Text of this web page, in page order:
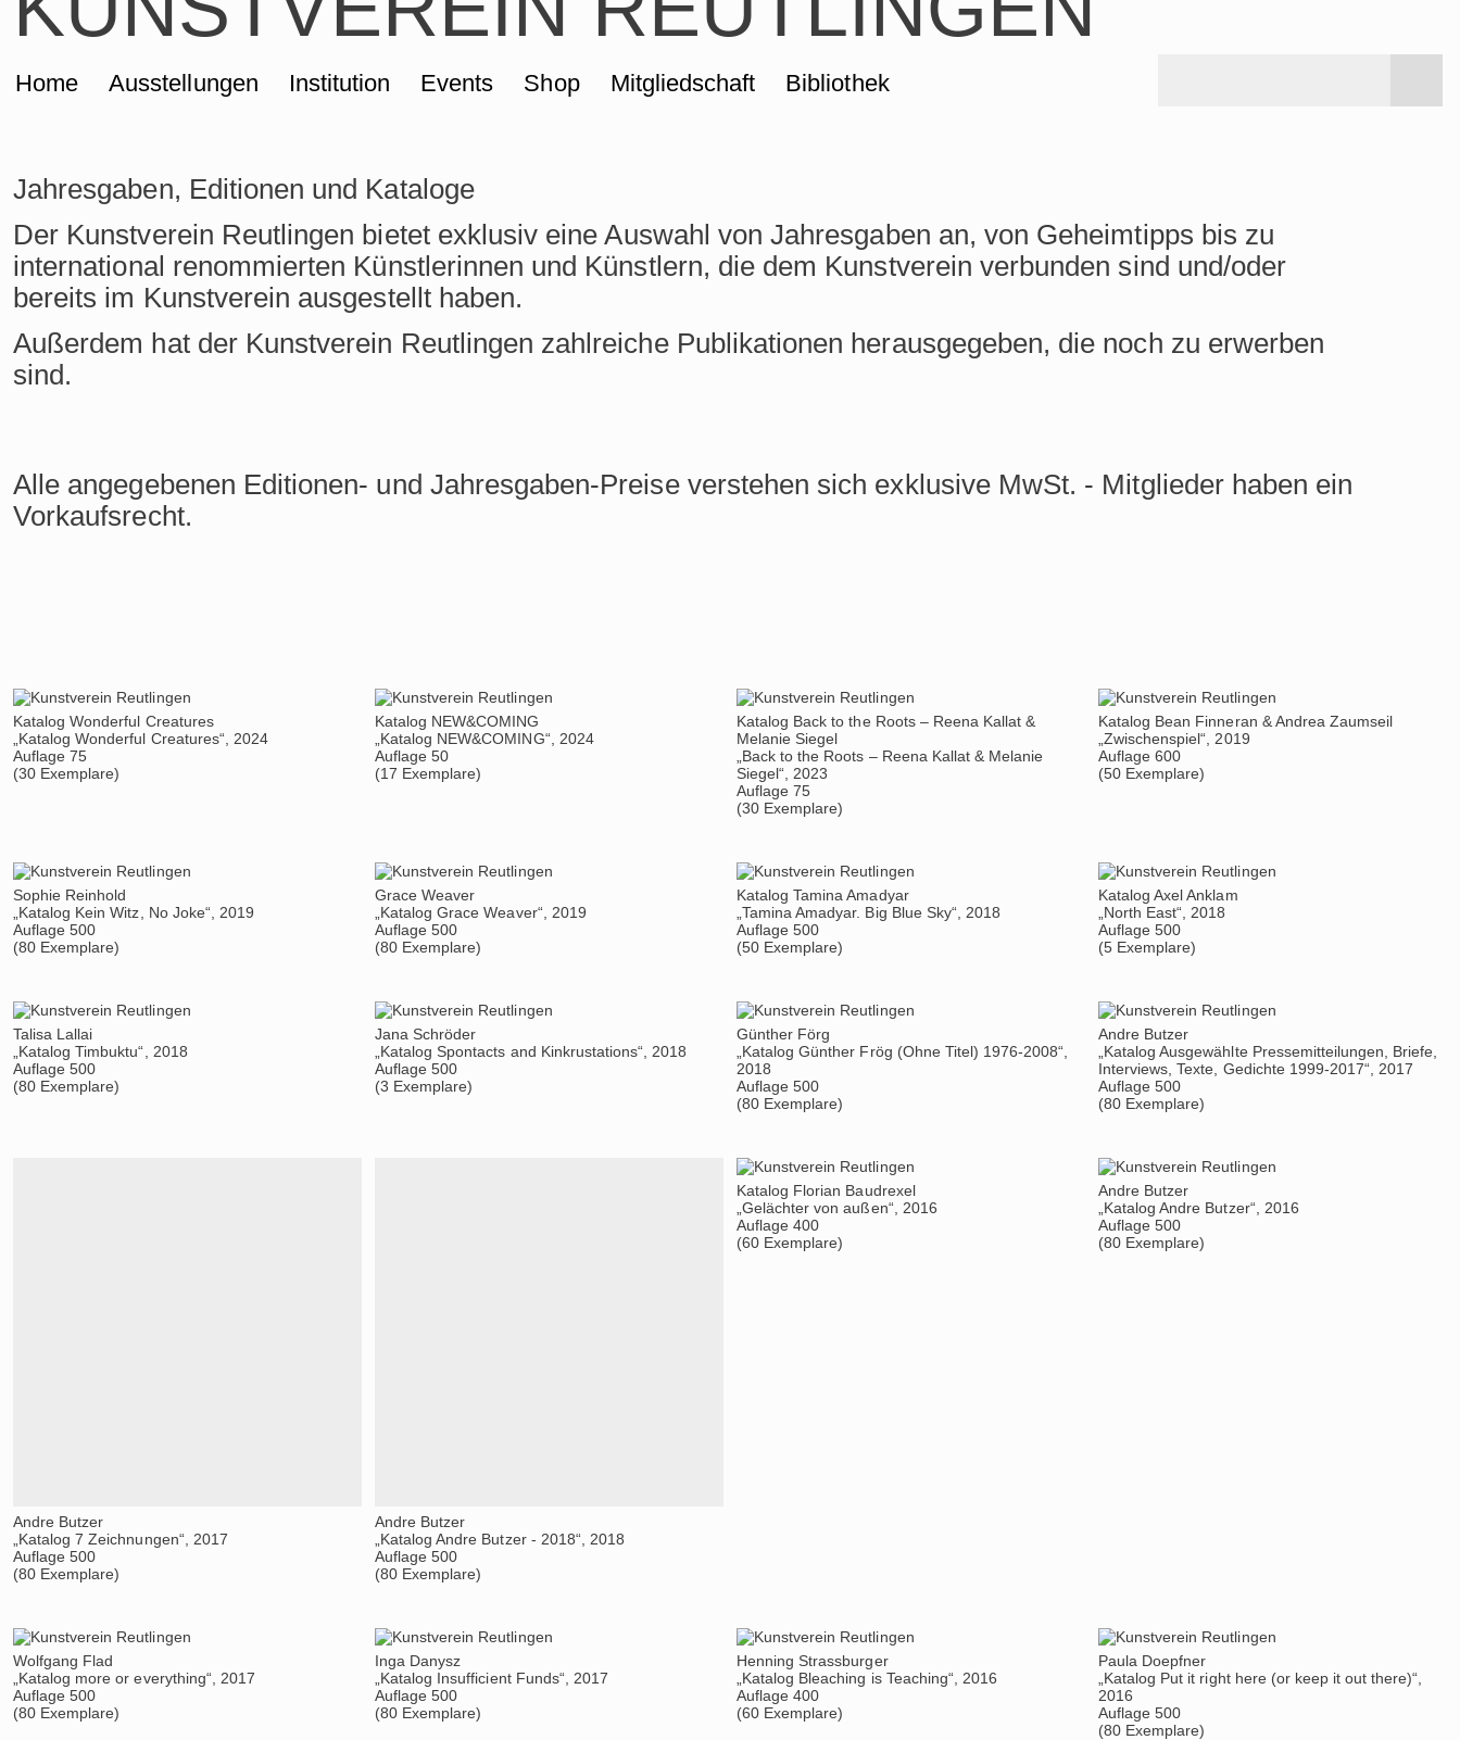
Home Ausstellungen Institution Events Shop Mitgliedschaft Bibliothek
Jahresgaben, Editionen und Kataloge
Der Kunstverein Reutlingen bietet exklusiv eine Auswahl von Jahresgaben an, von Geheimtipps bis zu
international renommierten Künstlerinnen und Künstlern, die dem Kunstverein verbunden sind und/oder
bereits im Kunstverein ausgestellt haben.
Außerdem hat der Kunstverein Reutlingen zahlreiche Publikationen herausgegeben, die noch zu erwerben
sind.
Alle angegebenen Editionen- und Jahresgaben-Preise verstehen sich exklusive MwSt. - Mitglieder haben ein
Vorkaufsrecht.
Katalog Wonderful Creatures
„Katalog Wonderful Creatures“, 2024
Auflage 75
(30 Exemplare)
Katalog NEW&COMING
„Katalog NEW&COMING“, 2024
Auflage 50
(17 Exemplare)
Katalog Back to the Roots – Reena Kallat &
Melanie Siegel
„Back to the Roots – Reena Kallat & Melanie
Siegel“, 2023
Auflage 75
(30 Exemplare)
Katalog Bean Finneran & Andrea Zaumseil
„Zwischenspiel“, 2019
Auflage 600
(50 Exemplare)
Sophie Reinhold
„Katalog Kein Witz, No Joke“, 2019
Auflage 500
(80 Exemplare)
Grace Weaver
„Katalog Grace Weaver“, 2019
Auflage 500
(80 Exemplare)
Katalog Tamina Amadyar
„Tamina Amadyar. Big Blue Sky“, 2018
Auflage 500
(50 Exemplare)
Katalog Axel Anklam
„North East“, 2018
Auflage 500
(5 Exemplare)
Talisa Lallai
„Katalog Timbuktu“, 2018
Auflage 500
(80 Exemplare)
Jana Schröder
„Katalog Spontacts and Kinkrustations“, 2018
Auflage 500
(3 Exemplare)
Günther Förg
„Katalog Günther Frög (Ohne Titel) 1976-2008“,
2018
Auflage 500
(80 Exemplare)
Andre Butzer
„Katalog Ausgewählte Pressemitteilungen, Briefe,
Interviews, Texte, Gedichte 1999-2017“, 2017
Auflage 500
(80 Exemplare)
Andre Butzer
„Katalog 7 Zeichnungen“, 2017
Auflage 500
(80 Exemplare)
Andre Butzer
„Katalog Andre Butzer - 2018“, 2018
Auflage 500
(80 Exemplare)
Katalog Florian Baudrexel
„Gelächter von außen“, 2016
Auflage 400
(60 Exemplare)
Andre Butzer
„Katalog Andre Butzer“, 2016
Auflage 500
(80 Exemplare)
Wolfgang Flad
„Katalog more or everything“, 2017
Auflage 500
(80 Exemplare)
Inga Danysz
„Katalog Insufficient Funds“, 2017
Auflage 500
(80 Exemplare)
Henning Strassburger
„Katalog Bleaching is Teaching“, 2016
Auflage 400
(60 Exemplare)
Paula Doepfner
„Katalog Put it right here (or keep it out there)“,
2016
Auflage 500
(80 Exemplare)